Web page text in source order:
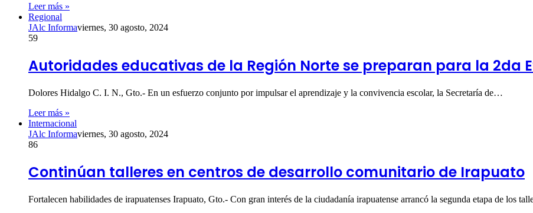
Leer más »
Regional
JAlc Informaviernes, 30 agosto, 2024
59
Autoridades educativas de la Región Norte se preparan para la 2da
Dolores Hidalgo C. I. N., Gto.- En un esfuerzo conjunto por impulsar el aprendizaje y la convivencia escolar, la Secretaría de…
Leer más »
Internacional
JAlc Informaviernes, 30 agosto, 2024
86
Continúan talleres en centros de desarrollo comunitario de Irapuato
Fortalecen habilidades de irapuatenses Irapuato, Gto.- Con gran interés de la ciudadanía irapuatense arrancó la segunda etapa de los